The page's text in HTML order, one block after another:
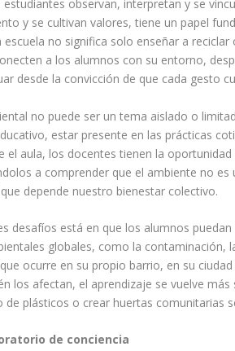
observan, interpretan y se
y se cultivan valores, tiene un papel
escuela no significa solo enseñar a
a los alumnos con su entorno,
desde la convicción de que cada gesto
no puede ser un tema aislado o
estar presente en las prácticas
el aula, los docentes tienen la
a comprender que el ambiente no
depende nuestro bienestar colectivo.
desafíos está en que los alumnos
globales, como la contaminación,
ocurre en su propio barrio, en su
los afectan, el aprendizaje se vuelve
de plásticos o crear huertas comunitarias
de conciencia